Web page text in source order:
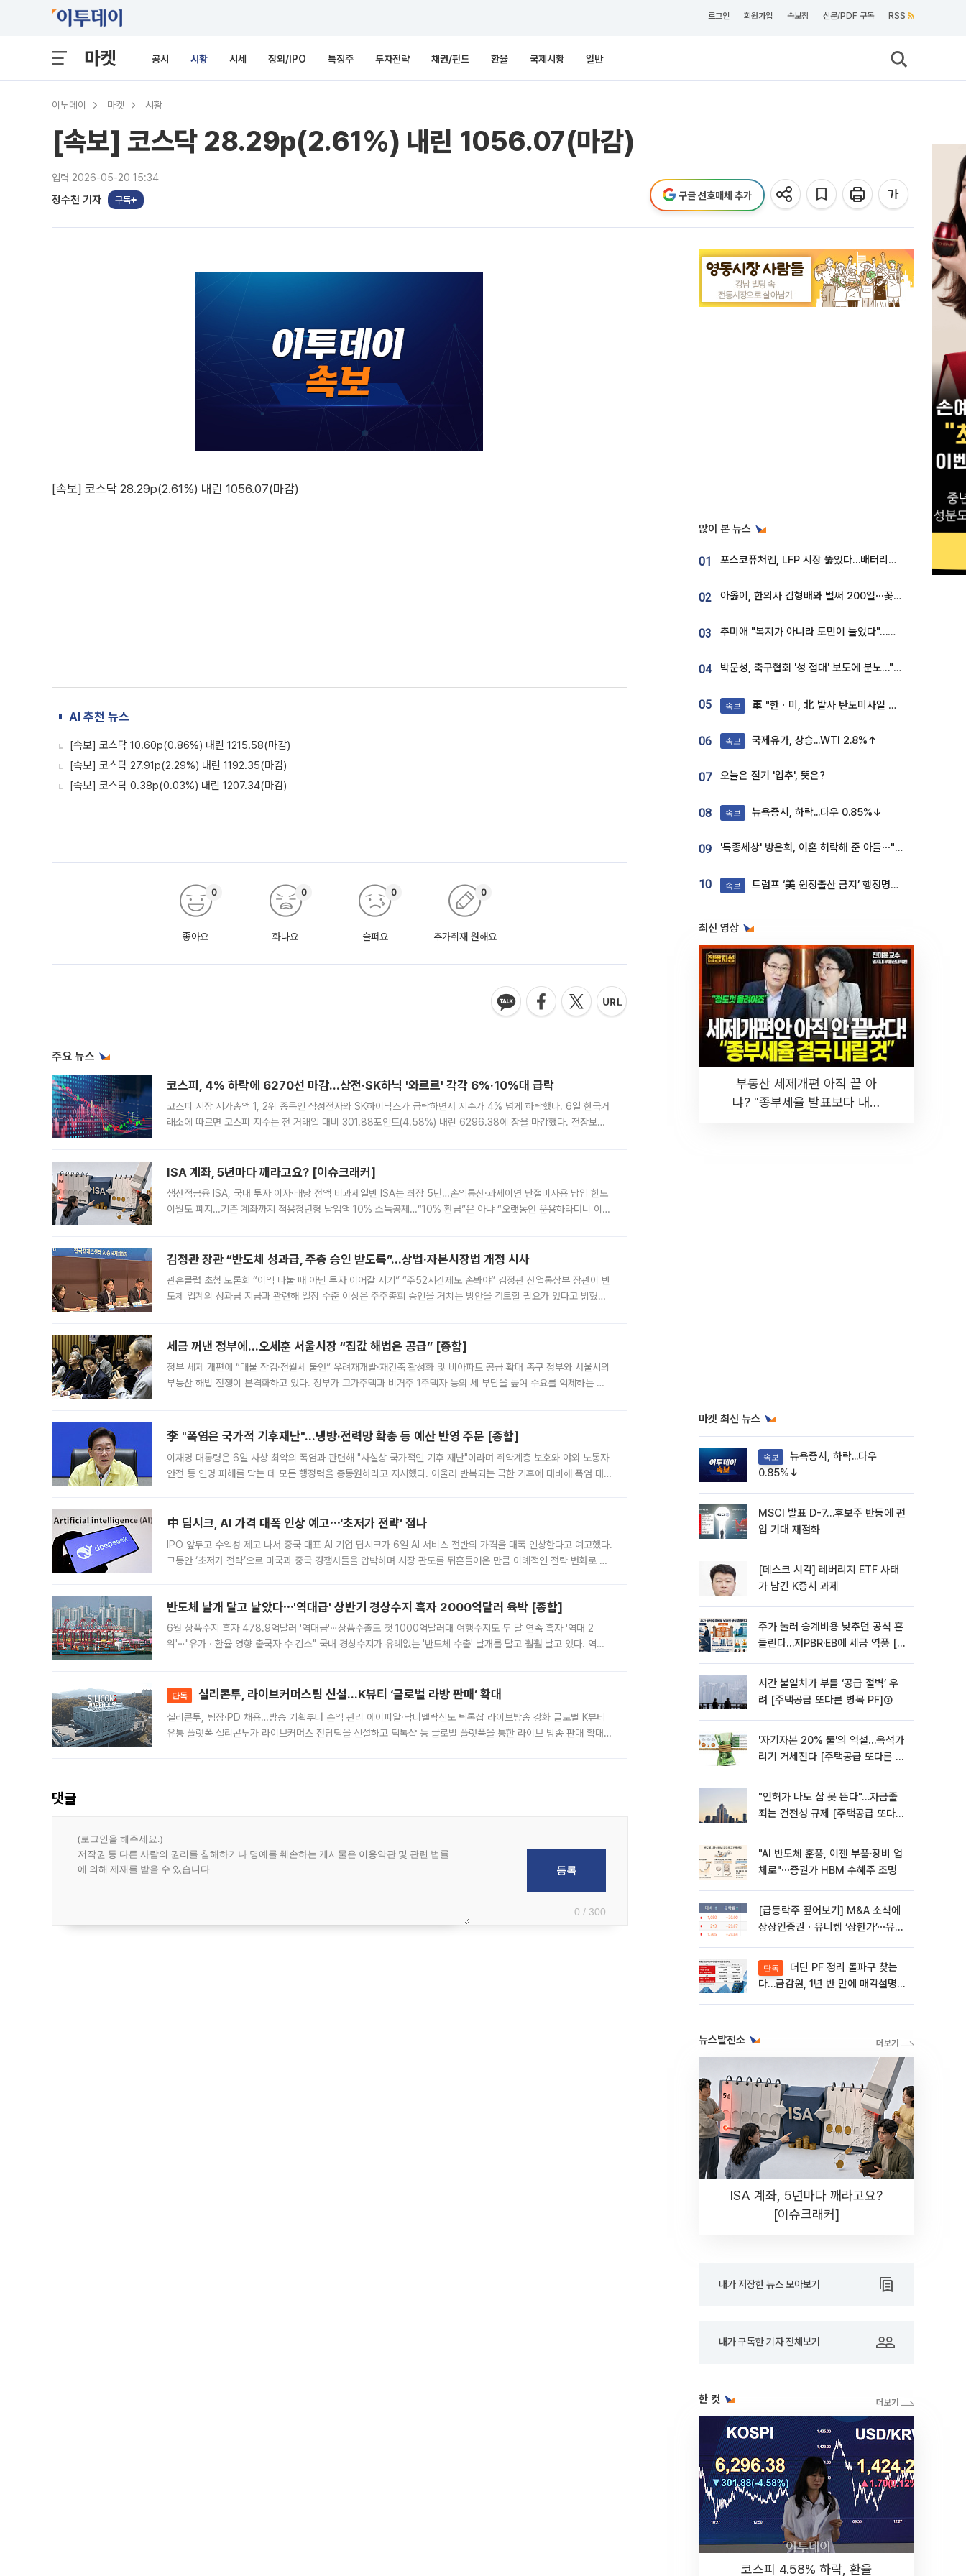
로그인 회원가입 속보창 신문/PDF 구독 RSS
마켓 공시 시황 시세 장외/IPO 특징주 투자전략 채권/펀드 환율 국제시황 일반
이투데이 마켓 시황
[속보] 코스닥 28.29p(2.61%) 내린 1056.07(마감)
입력 2026-05-20 15:34
정수천 기자 구독 구글 선호매체 추가
[속보] 코스닥 28.29p(2.61%) 내린 1056.07(마감)
AI 추천 뉴스
[속보] 코스닥 10.60p(0.86%) 내린 1215.58(마감)
[속보] 코스닥 27.91p(2.29%) 내린 1192.35(마감)
[속보] 코스닥 0.38p(0.03%) 내린 1207.34(마감)
좋아요
0
화나요
0
슬퍼요
0
추가취재 원해요
0
주요 뉴스
코스피, 4% 하락에 6270선 마감…삼전·SK하닉 '와르르' 각각 6%·10%대 급락
코스피 시장 시가총액 1, 2위 종목인 삼성전자와 SK하이닉스가 급락하면서 지수가 4% 넘게 하락했다. 6일 한국거
래소에 따르면 코스피 지수는 전 거래일 대비 301.88포인트(4.58%) 내린 6296.38에 장을 마감했다. 전장보다
ISA 계좌, 5년마다 깨라고요? [이슈크래커]
생산적금융 ISA, 국내 투자 이자·배당 전액 비과세일반 ISA는 최장 5년…손익통산·과세이연 단절미사용 납입 한도
이월도 폐지…기존 계좌까지 적용청년형 납입액 10% 소득공제…“10% 환급”은 아냐 “오랫동안 운용하라더니 이제
김정관 장관 “반도체 성과급, 주총 승인 받도록”…상법·자본시장법 개정 시사
관훈클럽 초청 토론회 “이익 나눌 때 아닌 투자 이어갈 시기” “주52시간제도 손봐야” 김정관 산업통상부 장관이 반
도체 업계의 성과급 지급과 관련해 일정 수준 이상은 주주총회 승인을 거치는 방안을 검토할 필요가 있다고 밝혔다.
세금 꺼낸 정부에…오세훈 서울시장 “집값 해법은 공급” [종합]
정부 세제 개편에 “매물 잠김·전월세 불안” 우려재개발·재건축 활성화 및 비아파트 공급 확대 촉구 정부와 서울시의
부동산 해법 전쟁이 본격화하고 있다. 정부가 고가주택과 비거주 1주택자 등의 세 부담을 높여 수요를 억제하는 카
李 "폭염은 국가적 기후재난"…냉방·전력망 확충 등 예산 반영 주문 [종합]
이재명 대통령은 6일 사상 최악의 폭염과 관련해 "사실상 국가적인 기후 재난"이라며 취약계층 보호와 야외 노동자
안전 등 인명 피해를 막는 데 모든 행정력을 총동원하라고 지시했다. 아울러 반복되는 극한 기후에 대비해 폭염 대응
中 딥시크, AI 가격 대폭 인상 예고⋯‘초저가 전략’ 접나
IPO 앞두고 수익성 제고 나서 중국 대표 AI 기업 딥시크가 6일 AI 서비스 전반의 가격을 대폭 인상한다고 예고했다.
그동안 ‘초저가 전략’으로 미국과 중국 경쟁사들을 압박하며 시장 판도를 뒤흔들어온 만큼 이례적인 전략 변화로 평
반도체 날개 달고 날았다⋯'역대급' 상반기 경상수지 흑자 2000억달러 육박 [종합]
6월 상품수지 흑자 478.9억달러 '역대급'⋯상품수출도 첫 1000억달러대 여행수지도 두 달 연속 흑자 '역대 2
위'⋯"유가ㆍ환율 영향 출국자 수 감소" 국내 경상수지가 유례없는 '반도체 수출' 날개를 달고 훨훨 날고 있다. 역대
단독 실리콘투, 라이브커머스팀 신설…K뷰티 ‘글로벌 라방 판매’ 확대
실리콘투, 팀장·PD 채용…방송 기획부터 손익 관리 에이피알·닥터멜락신도 틱톡샵 라이브방송 강화 글로벌 K뷰티
유통 플랫폼 실리콘투가 라이브커머스 전담팀을 신설하고 틱톡샵 등 글로벌 플랫폼을 통한 라이브 방송 판매 확대에
댓글
0 / 300
많이 본 뉴스
01 포스코퓨처엠, LFP 시장 뚫었다…배터리사와 대규모 장기 공급 합의
02 아옳이, 한의사 김형배와 벌써 200일⋯꽃다발 들고 "프러포즈 아냐"
03 추미애 "복지가 아니라 도민이 늘었다"…재정난 책임론 정면돌파
04 박문성, 축구협회 '성 접대' 보도에 분노…"다 말아먹으려고 작정했나"
05 속보 軍 "한ㆍ미, 北 발사 탄도미사일 제원 정밀분석 중"
06 속보 국제유가, 상승...WTI 2.8%↑
07 오늘은 절기 '입추', 뜻은?
08 속보 뉴욕증시, 하락...다우 0.85%↓
09 '특종세상' 방은희, 이혼 허락해 준 아들⋯"너무 잘 커줬다" 오열
10 속보 트럼프 ‘美 원정출산 금지’ 행정명령 서명
최신 영상
부동산 세제개편 아직 끝 아
냐? "종부세율 발표보다 내릴
마켓 최신 뉴스
속보
0.85%↓
MSCI 발표 D-7…후보주 반등에 편
입 기대 재점화
[데스크 시각] 레버리지 ETF 사태
가 남긴 K증시 과제
주가 눌러 승계비용 낮추던 공식 흔
들린다…저PBR·EB에 세금 역풍 [기
시간 불일치가 부를 ‘공급 절벽’ 우
려 [주택공급 또다른 병목 PF]③
'자기자본 20% 룰'의 역설…옥석가
리기 거세진다 [주택공급 또다른 병
"인허가 나도 삽 못 뜬다"…자금줄
죄는 건전성 규제 [주택공급 또다른
"AI 반도체 훈풍, 이젠 부품·장비 업
체로"⋯증권가 HBM 수혜주 조명
[급등락주 짚어보기] M&A 소식에
상상인증권ㆍ유니켐 ‘상한가’⋯유증
단독
다…금감원, 1년 반 만에 매각설명회
뉴스발전소
ISA 계좌, 5년마다 깨라고요?
[이슈크래커]
내가 저장한 뉴스 모아보기
내가 구독한 기자 전체보기
한 컷
코스피 4.58% 하락, 환율